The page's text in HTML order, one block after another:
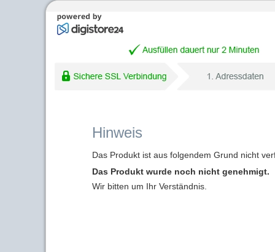
Hinweis
Das Produkt ist aus folgendem Grund nicht
Das Produkt wurde noch nicht genehmigt.
Wir bitten um Ihr Verständnis.